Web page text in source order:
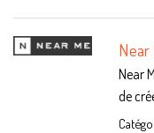
Near
Near
de